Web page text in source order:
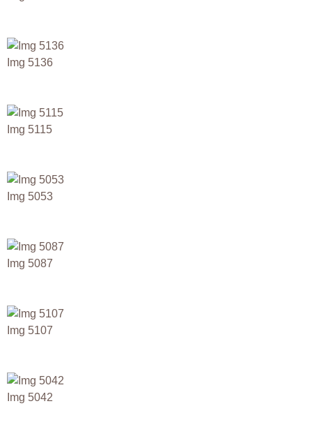
Img 5136
Img 5115
Img 5053
Img 5087
Img 5107
Img 5042